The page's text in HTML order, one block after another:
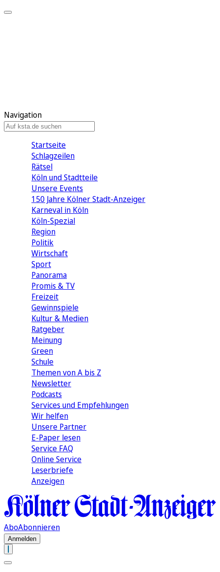
Navigation
Startseite
Schlagzeilen
Rätsel
Köln und Stadtteile
Unsere Events
150 Jahre Kölner Stadt-Anzeiger
Karneval in Köln
Köln-Spezial
Region
Politik
Wirtschaft
Sport
Panorama
Promis & TV
Freizeit
Gewinnspiele
Kultur & Medien
Ratgeber
Meinung
Green
Schule
Themen von A bis Z
Newsletter
Podcasts
Services und Empfehlungen
Wir helfen
Unsere Partner
E-Paper lesen
Service FAQ
Online Service
Leserbriefe
Anzeigen
AboAbonnieren
Anmelden